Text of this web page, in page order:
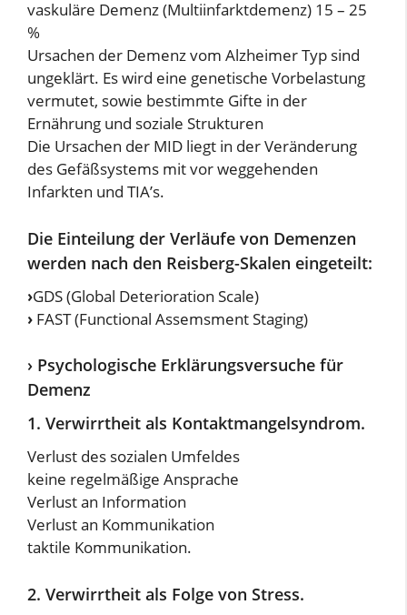
vaskuläre Demenz (Multiinfarktdemenz) 15 – 25
%
Ursachen der Demenz vom Alzheimer Typ sind
ungeklärt. Es wird eine genetische Vorbelastung
vermutet, sowie bestimmte Gifte in der
Ernährung und soziale Strukturen
Die Ursachen der MID liegt in der Veränderung
des Gefäßsystems mit vor weggehenden
Infarkten und TIA’s.
Die Einteilung der Verläufe von Demenzen
werden nach den Reisberg-Skalen eingeteilt:
›GDS (Global Deterioration Scale)
› FAST (Functional Assemsment Staging)
› Psychologische Erklärungsversuche für
Demenz
1. Verwirrtheit als Kontaktmangelsyndrom.
Verlust des sozialen Umfeldes
keine regelmäßige Ansprache
Verlust an Information
Verlust an Kommunikation
taktile Kommunikation.
2. Verwirrtheit als Folge von Stress.